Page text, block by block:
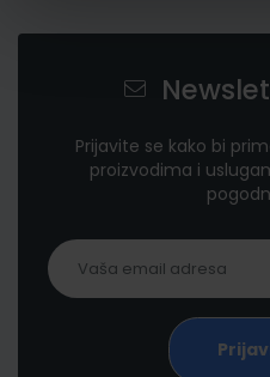
Prijavite se kako bi
proizvodima i